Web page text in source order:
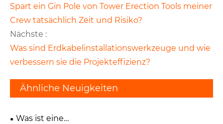
Spart ein Gin Pole von Tower Erection Tools meiner
Crew tatsächlich Zeit und Risiko?
Nächste :
Was sind Erdkabelinstallationswerkzeuge und wie
verbessern sie die Projekteffizienz?
Ähnliche Neuigkeiten
Was ist eine